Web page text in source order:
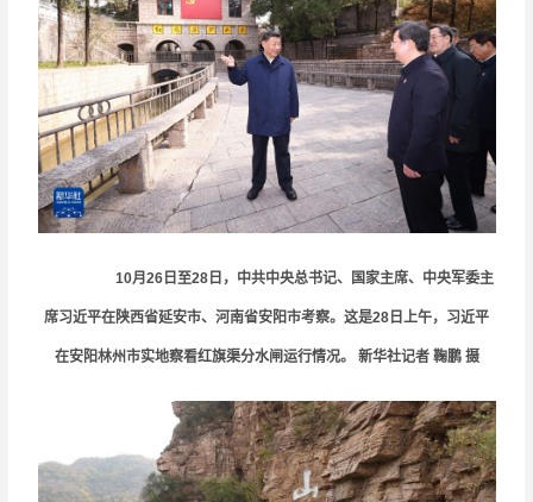
10月26日至28日，中共中央总书记、国家主席、中央军委主
席习近平在陕西省延安市、河南省安阳市考察。这是28日上午，习近平
在安阳林州市实地察看红旗渠分水闸运行情况。 新华社记者 鞠鹏 摄